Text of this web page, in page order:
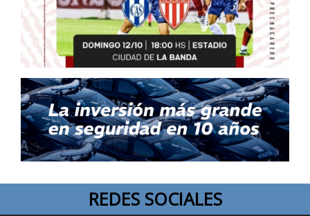
REDES SOCIALES